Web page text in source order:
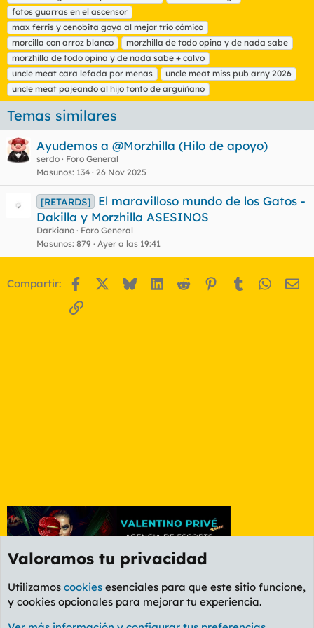
a
s
fotos guarras en el ascensor
max ferris y cenobita goya al mejor trío cómico
morcilla con arroz blanco
morzhilla de todo opina y de nada sabe
morzhilla de todo opina y de nada sabe + calvo
uncle meat cara lefada por menas
uncle meat miss pub arny 2026
uncle meat pajeando al hijo tonto de arguiñano
Temas similares
Ayudemos a @Morzhilla (Hilo de apoyo)
serdo
Foro General
Masunos 134 26 Nov 2025
[RETARDS]
El maravilloso mundo de los Gatos -
Dakilla y Morzhilla ASESINOS
Darkiano
Foro General
Masunos 879 Ayer a las 19:41
Compartir: Facebook BlueskyLinkedIn
Reddit Pinterest
Tumblr
Enlace
Foro General
Valoramos tu privacidad
Utilizamos cookies esenciales para que este sitio funcione,
y cookies opcionales para mejorar tu experiencia.